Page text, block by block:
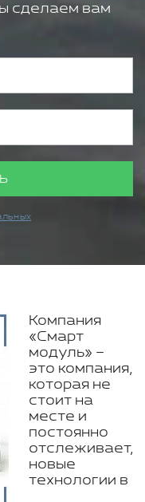
сделаем вам
Компания
«Смарт
модуль» –
это компания,
которая не
стоит на
месте и
постоянно
отслеживает,
новые
технологии в